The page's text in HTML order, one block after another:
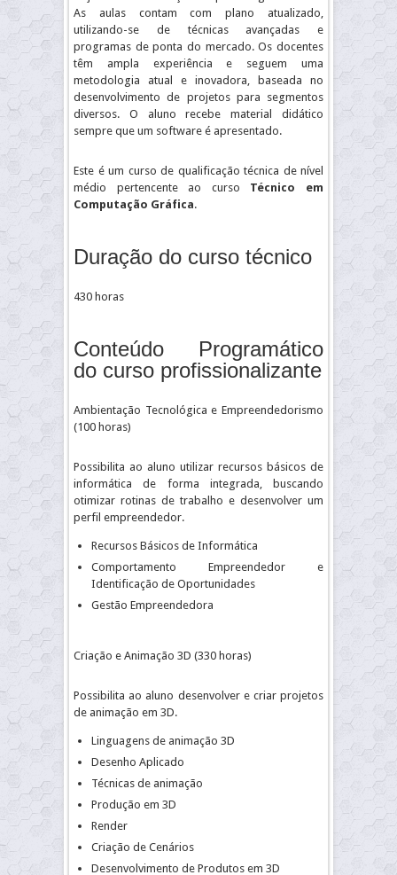
As aulas contam com plano atualizado,
utilizando-se de técnicas avançadas e
programas de ponta do mercado. Os docentes
têm ampla experiência e seguem uma
metodologia atual e inovadora, baseada no
desenvolvimento de projetos para segmentos
diversos. O aluno recebe material didático
sempre que um software é apresentado.
Este é um curso de qualificação técnica de nível
médio pertencente ao curso Técnico em
Computação Gráfica.
Duração do curso técnico
430 horas
Conteúdo Programático
do curso profissionalizante
Ambientação Tecnológica e Empreendedorismo
(100 horas)
Possibilita ao aluno utilizar recursos básicos de
informática de forma integrada, buscando
otimizar rotinas de trabalho e desenvolver um
perfil empreendedor.
Recursos Básicos de Informática
Comportamento Empreendedor e
Identificação de Oportunidades
Gestão Empreendedora
Criação e Animação 3D (330 horas)
Possibilita ao aluno desenvolver e criar projetos
de animação em 3D.
Linguagens de animação 3D
Desenho Aplicado
Técnicas de animação
Produção em 3D
Render
Criação de Cenários
Desenvolvimento de Produtos em 3D